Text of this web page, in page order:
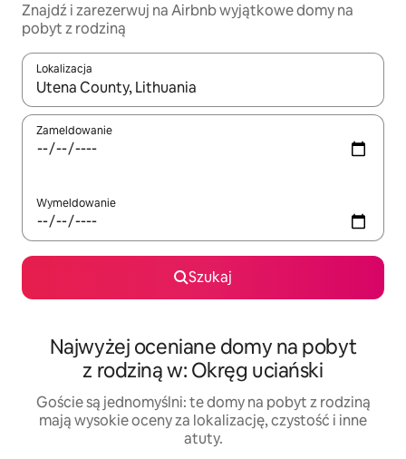
Znajdź i zarezerwuj na Airbnb wyjątkowe domy na
pobyt z rodziną
Lokalizacja
Gdy wyniki będą dostępne, możesz poruszać się po nich za
Zameldowanie
Wymeldowanie
Szukaj
Najwyżej oceniane domy na pobyt
z rodziną w: Okręg uciański
Goście są jednomyślni: te domy na pobyt z rodziną
mają wysokie oceny za lokalizację, czystość i inne
atuty.